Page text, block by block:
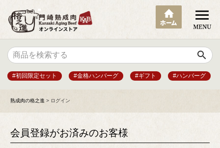
search
#初回限定セット #金格ハンバーグ #ギフト #ハンバーグ
熟成肉の格之進 ログイン
会員登録がお済みのお客様